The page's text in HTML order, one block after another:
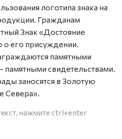
логотипа знака на
Гражданам
Знак «Достояние
о его присуждении.
памятными
памятными свидетельствами.
заносятся в Золотую
Севера».
нажмите ctrl+enter